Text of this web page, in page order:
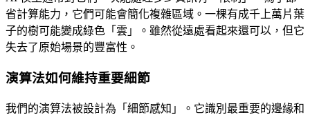
省計算能力，它們可能會簡化複雜區域。一棵有成千上萬片葉
子的樹可能變成綠色「雲」。雖然從遠處看起來還可以，但它
失去了原始場景的豐富性。
演算法如何維持重要細節
我們的演算法被設計為「細節感知」。它識別最重要的邊緣和